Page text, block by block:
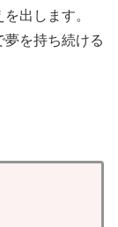
出します。
夢を持ち続ける